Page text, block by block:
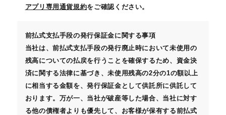
アプリ専用通貨規約をご確認ください。
前払式支払手段の発行保証金に関する事項
当社は、前払式支払手段の発行廃止時において未使用の
残高についての払戻を行うことを確保するため、資金決
済に関する法律に基づき、未使用残高の2分の1の額以上
に相当する金額を、発行保証金として供託所に供託して
おります。万が一、当社が破産等した場合、当社に対す
る他の債権者よりも優先して、お客様が保有する前払式